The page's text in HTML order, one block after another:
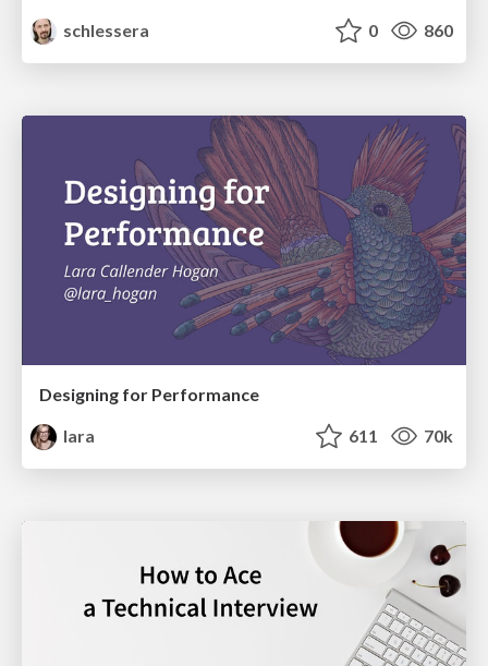
schlessera
0 860
Designing for Performance
lara
611 70k